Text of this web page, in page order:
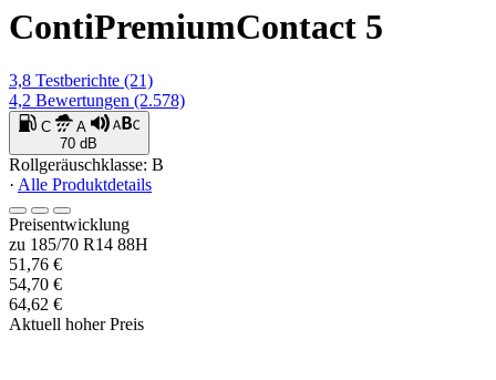
ContiPremiumContact 5
3,8 Testberichte (21)
4,2 Bewertungen (2.578)
C
A
70 dB
Rollgeräuschklasse: B
· Alle Produktdetails
Preisentwicklung
zu 185/70 R14 88H
51,76 €
54,70 €
64,62 €
Aktuell hoher Preis